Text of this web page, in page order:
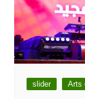
slider Arts